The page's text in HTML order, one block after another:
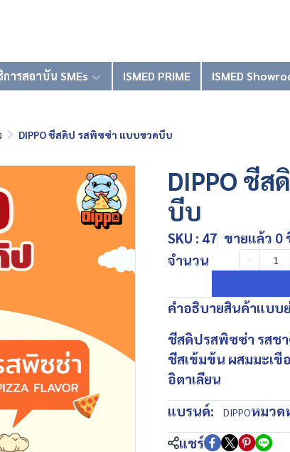
การสถาบัน SMEs ISMED PRIME ISMED
DIPPO ชีสดิป รสพิซซ่า แบบขวดบีบ
DIPPO ชี
บีบ
SKU : 47 ขายแล้ว 0
จำนวน
คำอธิบายสินค้าแบบ
ชีสดิปรสพิซซ่า รสช
ชีสเข้มข้น ผสมมะเขื
อิตาเลียน
แบรนด์:
DIPPOหมวด
แชร์